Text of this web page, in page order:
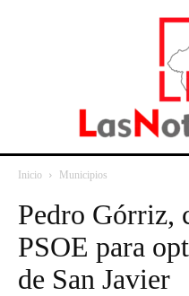
Inicio Municipios
Pedro Górriz,
PSOE para
de San Javier